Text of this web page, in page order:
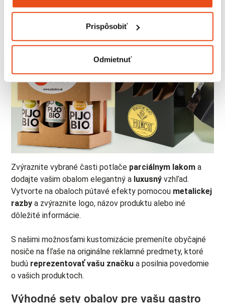
Identifikovať vaše zariadenie aktívnym
Viac informácií o tom, ako sa spracúvajú vaše osobné
údaje, nájdete v časti svašimi nastaveniami
o používaní súborov cookie.
Na prispôsobenie obsahu a reklám, poskytovanie funkcií
sociálnych médií a analýzu návštevnosti používame
súbory cookie. Informácie o tom, ako používate naše
webové stránky, poskytujeme aj našim partnerom v
oblasti sociálnych médií, inzercie a analýzy. Títo partneri
môžu príslušné informácie skombinovať s ďalšími
údajmi, ktoré ste im poskytli alebo ktoré od vás získali,
keď ste používali ich služby.
Prispôsobiť
Odmietnuť
Zvýraznite vybrané časti potlače parciálnym lakom a
dodajte vašim obalom elegantný a luxusný vzhľad.
Vytvorte na obaloch pútavé efekty pomocou metalickej
razby a zvýraznite logo, názov produktu alebo iné
dôležité informácie.
S našimi možnosťami kustomizácie premeníte obyčajné
nosiče na fľaše na originálne reklamné predmety, ktoré
budú reprezentovať vašu značku a posilnia povedomie
o vašich produktoch.
Výhodné sety obalov pre vašu gastro